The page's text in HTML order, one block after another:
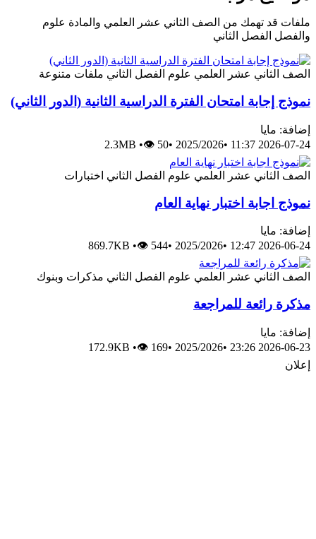
ملفات قد تهمك من الصف الثاني عشر العلمي والمادة علوم
والفصل الفصل الثاني
الصف الثاني عشر العلمي علوم الفصل الثاني ملفات متنوعة
نموذج إجابة امتحان الفترة الدراسية الثانية (الدور الثاني)
إضافة: مايا
2026-07-24 11:37
•
2025/2026
•
2.3MB •👁 50
الصف الثاني عشر العلمي علوم الفصل الثاني اختبارات
نموذج اجابة اختبار نهاية العام
إضافة: مايا
2026-06-24 12:47
•
2025/2026
•
869.7KB •👁 544
الصف الثاني عشر العلمي علوم الفصل الثاني مذكرات وبنوك
مذكرة رائعة للمراجعة
إضافة: مايا
2026-06-23 23:26
•
2025/2026
•
172.9KB •👁 169
إعلان